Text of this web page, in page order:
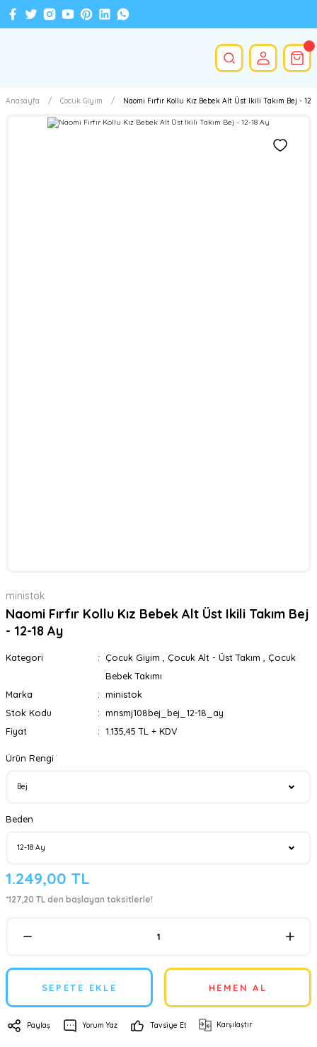
Anasayfa Çocuk Giyim Naomi Fırfır Kollu Kız Bebek Alt Üst Ikili Takım Bej - 12-
ministok
Naomi Fırfır Kollu Kız Bebek Alt Üst Ikili Takım Bej
- 12-18 Ay
Kategori Çocuk Giyim Çocuk Alt - Üst Takım
Çocuk
Bebek Takımı
Marka
ministok
Stok Kodu
mnsmj108bej_bej_12-18_ay
Fiyat
1.135,45 TL + KDV
Ürün Rengi
Beden
1.249,00 TL
*127,20 TL den başlayan taksitlerle!
SEPETE EKLE HEMEN AL
Paylaş Yorum Yaz Tavsiye Et Karşılaştır